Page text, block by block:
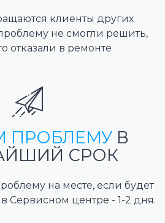
клиенты других
не смогли решить,
отказали в ремонте
ПРОБЛЕМУ В
СРОК
на месте, если будет
Сервисном центре - 1-2 дня.